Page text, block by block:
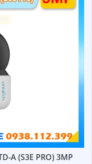
A (S3E PRO) 3MP